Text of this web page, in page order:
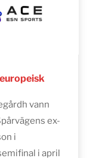
vann
ex-
i
i april